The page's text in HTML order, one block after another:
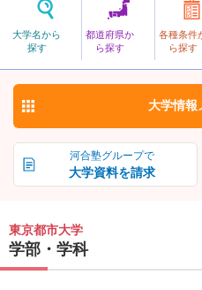
大学名から
探す
都道府県か
ら探す
各種条件
ら探す
私立
とうきょうとし
東京都市大学
河合塾グループで
大学資料を請求
大学情報
東京都市大学
学部・学科